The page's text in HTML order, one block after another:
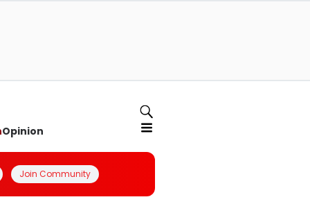
Opinion
Join Community